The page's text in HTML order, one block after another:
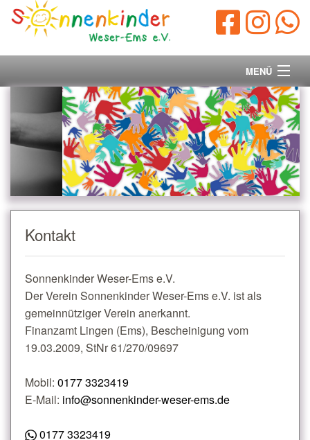
MENÜ
Startseite
Vorstand
Unsere Ziele
Ihre Spende
Kontakt
Kontakt
Sonnenkinder Weser-Ems e.V.
Der Verein Sonnenkinder Weser-Ems e.V. ist als
gemeinnütziger Verein anerkannt.
Finanzamt Lingen (Ems), Bescheinigung vom
19.03.2009, StNr 61/270/09697
Mobil: 0177 3323419
E-Mail: info@sonnenkinder-weser-ems.de
0177 3323419